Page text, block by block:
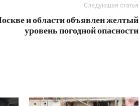
Следующая статья
и области объявлен желтый
уровень погодной опасности